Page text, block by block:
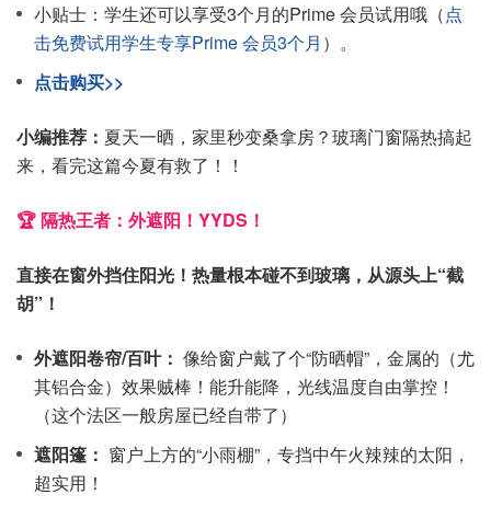
小贴士：学生还可以享受3个月的Prime 会员试用哦（点
击免费试用学生专享Prime 会员3个月 ）。
点击购买>>
小编推荐： 夏天一晒，家里秒变桑拿房？玻璃门窗隔热搞起
来，看完这篇今夏有救了！！
🏆 隔热王者：外遮阳！YYDS！
直接在窗外挡住阳光！热量根本碰不到玻璃，从源头上“截
胡”！
外遮阳卷帘/百叶： 像给窗户戴了个“防晒帽”，金属的（尤
其铝合金）效果贼棒！能升能降，光线温度自由掌控！
（这个法区一般房屋已经自带了）
遮阳篷： 窗户上方的“小雨棚”，专挡中午火辣辣的太阳，
超实用！